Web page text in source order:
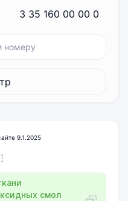
3 35 160 00 00 0
9.1.2025
смол